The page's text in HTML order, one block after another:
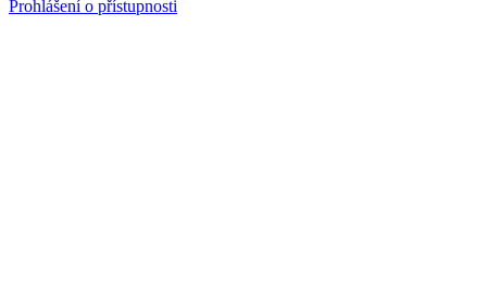
Prohlášení o přístupnosti